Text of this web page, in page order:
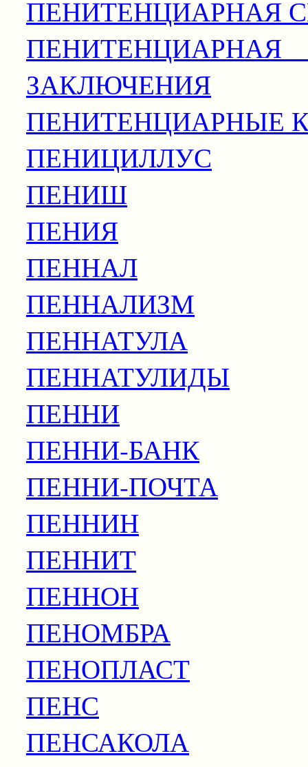
ПЕНИТЕНЦИАРНАЯ
ЗАКЛЮЧЕНИЯ
ПЕНИТЕНЦИАРНЫЕ
ПЕНИЦИЛЛУС
ПЕНИШ
ПЕНИЯ
ПЕННАЛ
ПЕННАЛИЗМ
ПЕННАТУЛА
ПЕННАТУЛИДЫ
ПЕННИ
ПЕННИ-БАНК
ПЕННИ-ПОЧТА
ПЕННИН
ПЕННИТ
ПЕННОН
ПЕНОМБРА
ПЕНОПЛАСТ
ПЕНС
ПЕНСАКОЛА